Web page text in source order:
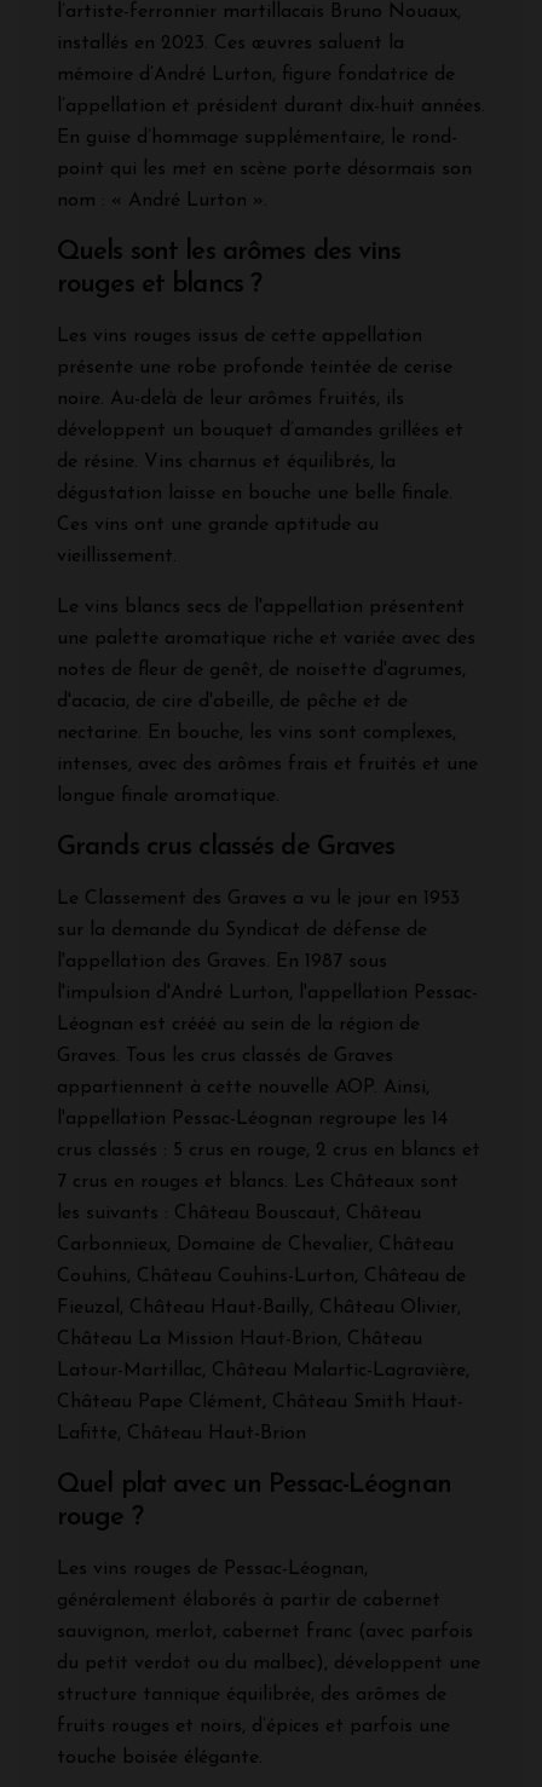
l’artiste-ferronnier martillacais Bruno Nouaux,
installés en 2023. Ces œuvres saluent la
mémoire d’André Lurton, figure fondatrice de
l’appellation et président durant dix-huit années.
En guise d’hommage supplémentaire, le rond-
point qui les met en scène porte désormais son
nom : « André Lurton ».
Quels sont les arômes des vins
rouges et blancs ?
Les vins rouges issus de cette appellation
présente une robe profonde teintée de cerise
noire. Au-delà de leur arômes fruités, ils
développent un bouquet d’amandes grillées et
de résine. Vins charnus et équilibrés, la
dégustation laisse en bouche une belle finale.
Ces vins ont une grande aptitude au
vieillissement.
Le vins blancs secs de l'appellation présentent
une palette aromatique riche et variée avec des
notes de fleur de genêt, de noisette d'agrumes,
d'acacia, de cire d'abeille, de pêche et de
nectarine. En bouche, les vins sont complexes,
intenses, avec des arômes frais et fruités et une
longue finale aromatique.
Grands crus classés de Graves
Le Classement des Graves a vu le jour en 1953
sur la demande du Syndicat de défense de
l'appellation des Graves. En 1987 sous
l'impulsion d'André Lurton, l'appellation Pessac-
Léognan est crééé au sein de la région de
Graves. Tous les crus classés de Graves
appartiennent à cette nouvelle AOP. Ainsi,
l'appellation Pessac-Léognan regroupe les 14
crus classés : 5 crus en rouge, 2 crus en blancs et
7 crus en rouges et blancs. Les Châteaux sont
les suivants : Château Bouscaut, Château
Carbonnieux, Domaine de Chevalier, Château
Couhins, Château Couhins-Lurton, Château de
Fieuzal, Château Haut-Bailly, Château Olivier,
Château La Mission Haut-Brion, Château
Latour-Martillac, Château Malartic-Lagravière,
Château Pape Clément, Château Smith Haut-
Lafitte, Château Haut-Brion
Quel plat avec un Pessac-Léognan
rouge ?
Les vins rouges de Pessac-Léognan,
généralement élaborés à partir de cabernet
sauvignon, merlot, cabernet franc (avec parfois
du petit verdot ou du malbec), développent une
structure tannique équilibrée, des arômes de
fruits rouges et noirs, d’épices et parfois une
touche boisée élégante.